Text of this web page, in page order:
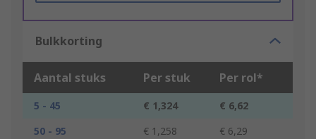
Bulkkorting
Aantal stuks Per stuk Per rol*
5 - 45 € 1,324
€ 6,62
50 - 95
€ 1,258
€ 6,29